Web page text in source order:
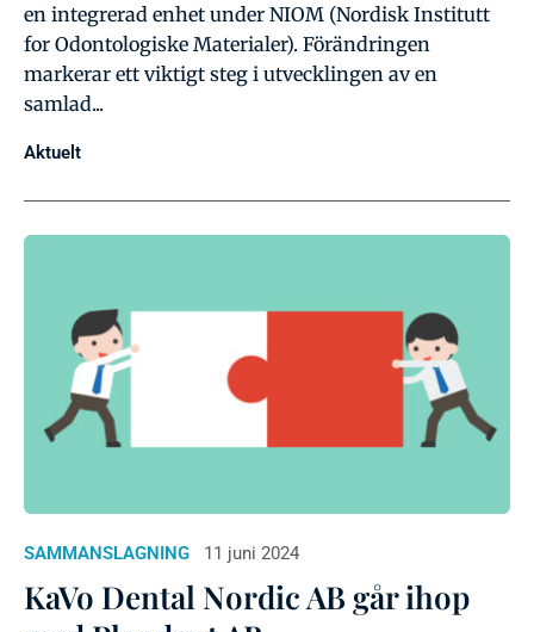
en integrerad enhet under NIOM (Nordisk Institutt
for Odontologiske Materialer). Förändringen
markerar ett viktigt steg i utvecklingen av en
samlad...
Aktuelt
SAMMANSLAGNING 11 juni 2024
KaVo Dental Nordic AB går ihop